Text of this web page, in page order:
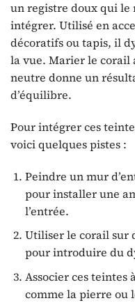
un registre doux qui le
intégrer. Utilisé en
décoratifs ou tapis, il
la vue. Marier le corail
neutre donne un
d’équilibre.
Pour intégrer ces
voici quelques pistes :
Peindre un mur
pour installer une
l’entrée.
Utiliser le corail sur
pour introduire du
Associer ces teintes
comme la pierre ou